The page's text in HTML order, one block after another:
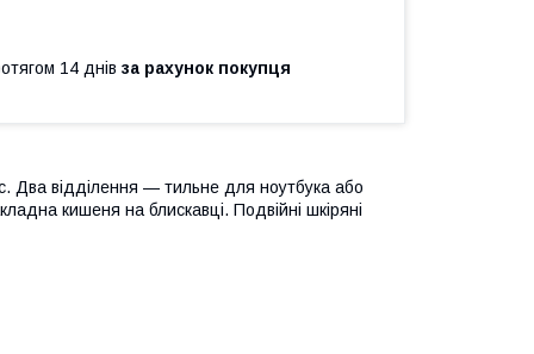
14 днів за рахунок покупця
Два відділення — тильне для ноутбука або
кишеня на блискавці. Подвійні шкіряні